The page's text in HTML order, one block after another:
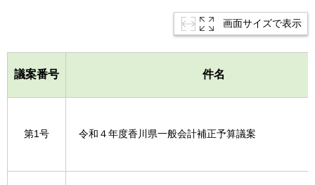
画面サイズで表示
議案番号 件名
第1号 令和４年度香川県一般会計補正予算議案